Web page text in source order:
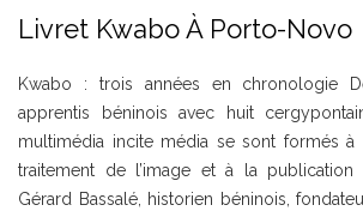
Livret Kwabo À Porto-Novo
Kwabo : trois années en chronologie
apprentis béninois avec huit
multimédia incite média se sont formés à
traitement de l’image et à la publication
Gérard Bassalé, historien béninois,